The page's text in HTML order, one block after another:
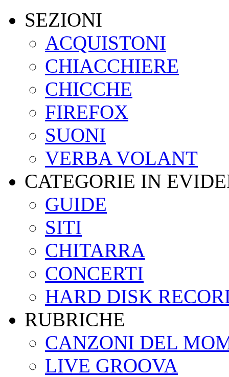
SEZIONI
ACQUISTONI
CHIACCHIERE
CHICCHE
FIREFOX
SUONI
VERBA VOLANT
CATEGORIE IN
GUIDE
SITI
CHITARRA
CONCERTI
HARD DISK
RUBRICHE
CANZONI DEL
LIVE GROOVA